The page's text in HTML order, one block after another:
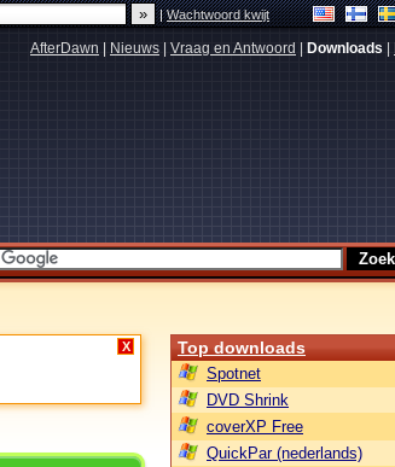
|Wachtwoord kwijt
AfterDawn Nieuws Vraag en Antwoord Downloads
X Top downloads
Spotnet
DVD Shrink
coverXP Free
QuickPar (nederlands)